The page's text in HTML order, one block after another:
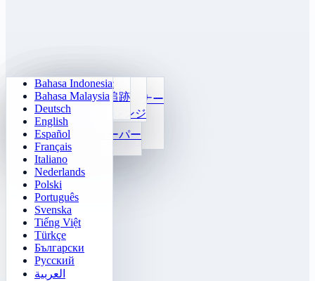
毎日算数
かけ算九九トレーナー
24 Tính Nhanh
関数
数字の規則穴埋め
Sudoku
Klotski Số
2048
Tetris
マインスイーパー
Gomoku
ライトアウト
迷路クエスト
ソカbanチャレンジ
Ma trận ký ức
ターゲット追跡
高速識別
Bahasa Indonesia
Bahasa Malaysia
Deutsch
English
Español
Français
Italiano
Nederlands
Polski
Português
Svenska
Tiếng Việt
Türkçe
Български
Русский
العربية